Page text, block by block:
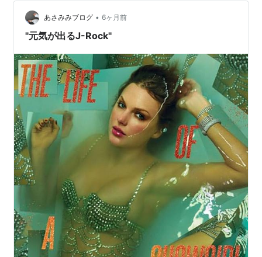
あさみみブログ • 6ヶ月前
"元気が出るJ-Rock"